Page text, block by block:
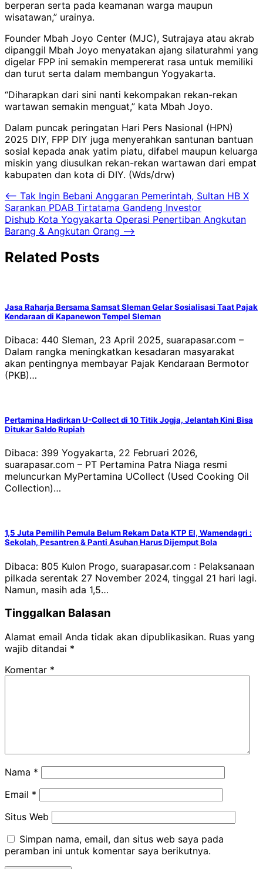
berperan serta pada keamanan warga maupun
wisatawan,” urainya.
Founder Mbah Joyo Center (MJC), Sutrajaya atau akrab
dipanggil Mbah Joyo menyatakan ajang silaturahmi yang
digelar FPP ini semakin mempererat rasa untuk memiliki
dan turut serta dalam membangun Yogyakarta.
“Diharapkan dari sini nanti kekompakan rekan-rekan
wartawan semakin menguat,” kata Mbah Joyo.
Dalam puncak peringatan Hari Pers Nasional (HPN)
2025 DIY, FPP DIY juga menyerahkan santunan bantuan
sosial kepada anak yatim piatu, difabel maupun keluarga
miskin yang diusulkan rekan-rekan wartawan dari empat
kabupaten dan kota di DIY. (Wds/drw)
Navigasi
pos
⟵ Tak Ingin Bebani Anggaran Pemerintah, Sultan HB X
Sarankan PDAB Tirtatama Gandeng Investor
Dishub Kota Yogyakarta Operasi Penertiban Angkutan
Barang & Angkutan Orang ⟶
Related Posts
Jasa Raharja Bersama Samsat Sleman Gelar Sosialisasi Taat Pajak
Kendaraan di Kapanewon Tempel Sleman
Dibaca: 440 Sleman, 23 April 2025, suarapasar.com –
Dalam rangka meningkatkan kesadaran masyarakat
akan pentingnya membayar Pajak Kendaraan Bermotor
(PKB)…
Pertamina Hadirkan U-Collect di 10 Titik Jogja, Jelantah Kini Bisa
Ditukar Saldo Rupiah
Dibaca: 399 Yogyakarta, 22 Februari 2026,
suarapasar.com – PT Pertamina Patra Niaga resmi
meluncurkan MyPertamina UCollect (Used Cooking Oil
Collection)…
1,5 Juta Pemilih Pemula Belum Rekam Data KTP El, Wamendagri :
Sekolah, Pesantren & Panti Asuhan Harus Dijemput Bola
Dibaca: 805 Kulon Progo, suarapasar.com : Pelaksanaan
pilkada serentak 27 November 2024, tinggal 21 hari lagi.
Namun, masih ada 1,5…
Tinggalkan Balasan
Alamat email Anda tidak akan dipublikasikan. Ruas yang
wajib ditandai *
Komentar *
Nama *
Email *
Situs Web
Simpan nama, email, dan situs web saya pada
peramban ini untuk komentar saya berikutnya.